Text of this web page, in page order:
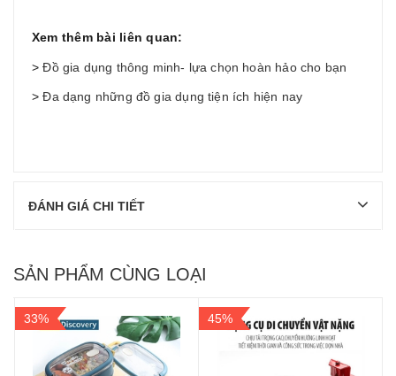
Xem thêm bài liên quan:
>Đồ gia dụng thông minh- lựa chọn hoàn hảo cho bạn
>Đa dạng những đồ gia dụng tiện ích hiện nay
ĐÁNH GIÁ CHI TIẾT
SẢN PHẨM CÙNG LOẠI
33% 45%